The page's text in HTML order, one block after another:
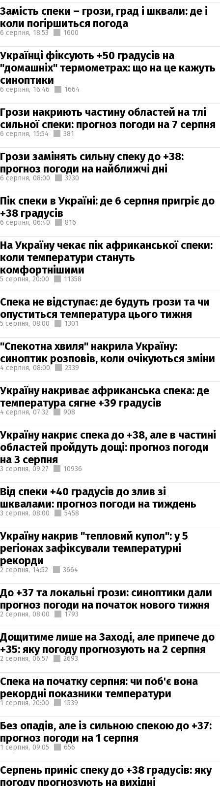
Замість спеки – грози, град і шквали: де і
коли погіршиться погода
6 серпня, 18:53 1600
Українці фіксують +50 градусів на
"домашніх" термометрах: що на це кажуть
синоптики
6 серпня, 16:46 1664
Грози накриють частину областей на тлі
сильної спеки: прогноз погоди на 7 серпня
6 серпня, 15:54 381
Грози замінять сильну спеку до +38:
прогноз погоди на найближчі дні
6 серпня, 08:00 3230
Пік спеки в Україні: де 6 серпня пригріє до
+38 градусів
6 серпня, 06:40 816
На Україну чекає пік африканської спеки:
коли температури стануть
комфортнішими
5 серпня, 20:00 11358
Спека не відступає: де будуть грози та чи
опуститься температура цього тижня
5 серпня, 08:00 1301
"Спекотна хвиля" накрила Україну:
синоптик розповів, коли очікуються зміни
4 серпня, 08:00 2339
Україну накриває африканська спека: де
температура сягне +39 градусів
4 серпня, 07:32 908
Україну накриє спека до +38, але в частині
областей пройдуть дощі: прогноз погоди
на 3 серпня
3 серпня, 09:27 10936
Від спеки +40 градусів до злив зі
шквалами: прогноз погоди на тиждень
3 серпня, 08:00 5458
Україну накрив "тепловий купол": у 5
регіонах зафіксували температурні
рекорди
2 серпня, 14:52 3664
До +37 та локальні грози: синоптики дали
прогноз погоди на початок нового тижня
2 серпня, 08:00 1793
Дощитиме лише на Заході, але припече до
+35: яку погоду прогнозують на 2 серпня
2 серпня, 06:57 2693
Спека на початку серпня: чи поб'є вона
рекордні показники температури
1 серпня, 20:00 1539
Без опадів, але із сильною спекою до +37:
прогноз погоди на 1 серпня
1 серпня, 09:05 656
Серпень приніс спеку до +38 градусів: яку
погоду прогнозують на вихідні